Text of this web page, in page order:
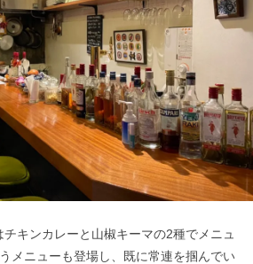
キンカレーと山椒キーマの2種でメニュ
メニューも登場し、既に常連を掴んでい